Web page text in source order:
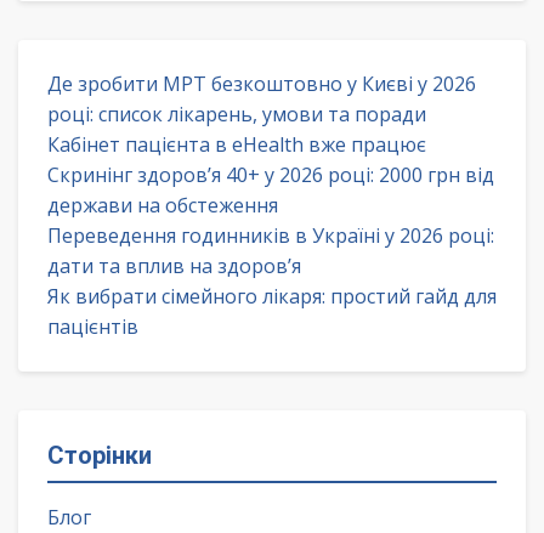
Де зробити МРТ безкоштовно у Києві у 2026
році: список лікарень, умови та поради
Кабінет пацієнта в eHealth вже працює
Скринінг здоров’я 40+ у 2026 році: 2000 грн від
держави на обстеження
Переведення годинників в Україні у 2026 році:
дати та вплив на здоров’я
Як вибрати сімейного лікаря: простий гайд для
пацієнтів
Сторінки
Блог